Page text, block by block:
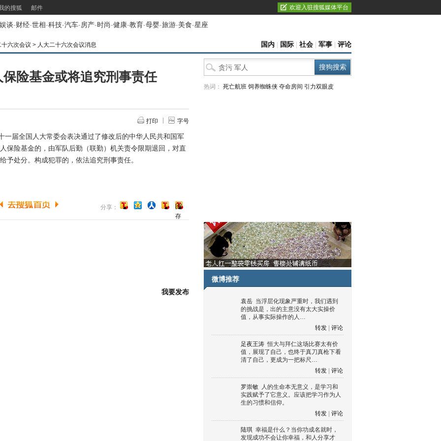
的搜狐 邮件 欢迎入驻搜狐媒体平台
娱谈-财经-世相-科技-汽车-房产-时尚-健康-教育-母婴-旅游-美食-星座
六次会议 > 人大二十六次会议消息 国内 国际 社会 军事 评论
险基金或将追究刑事责任
打印 字号
全国人大常委会表决通过了修改后的中华人民共和国军
保险基金的，由军队后勤（联勤）机关责令限期退回，对直
予处分。构成犯罪的，依法追究刑事责任。
分享：
[保
存
我要发布
热词： 死亡航班 饲养蜘蛛侠 夺命房间 引力双眼皮
微博推荐
袁岳 当浮层化现象严重时，我们遇到
的挑战是，出的主意没有太大实操价
值，从事实际操作的人…
转发
评论
足夜王涛 恒大与拜仁这场比赛太有价
值，展现了自己，也终于真刀真枪下看
清了自己，更成为一把标尺…
转发
评论
罗崇敏 人的生命本无意义，是学习和
实践赋予了它意义。应该把学习作为人
生的习惯和信仰。
转发
评论
陆琪 幸福是什么？当你功成名就时，
发现成功不会让你幸福，和人分享才